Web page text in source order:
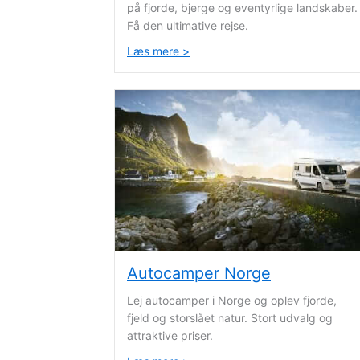
på fjorde, bjerge og eventyrlige landskaber.
Få den ultimative rejse.
Læs mere >
Autocamper Norge
Lej autocamper i Norge og oplev fjorde,
fjeld og storslået natur. Stort udvalg og
attraktive priser.